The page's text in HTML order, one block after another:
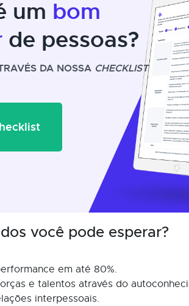
um bom
de pessoas?
DA NOSSA CHECKLIST
você pode esperar?
em até 80%.
e talentos através do
interpessoais.